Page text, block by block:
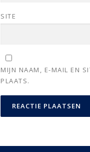
SITE
MIJN NAAM, E-MAIL EN
PLAATS.